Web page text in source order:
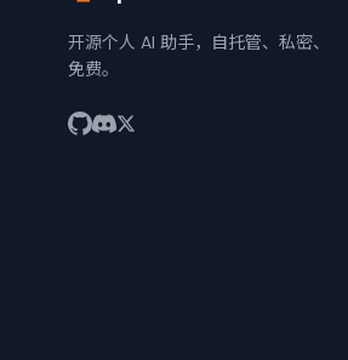
开源个人 AI 助手，自托管、私密、
免费。